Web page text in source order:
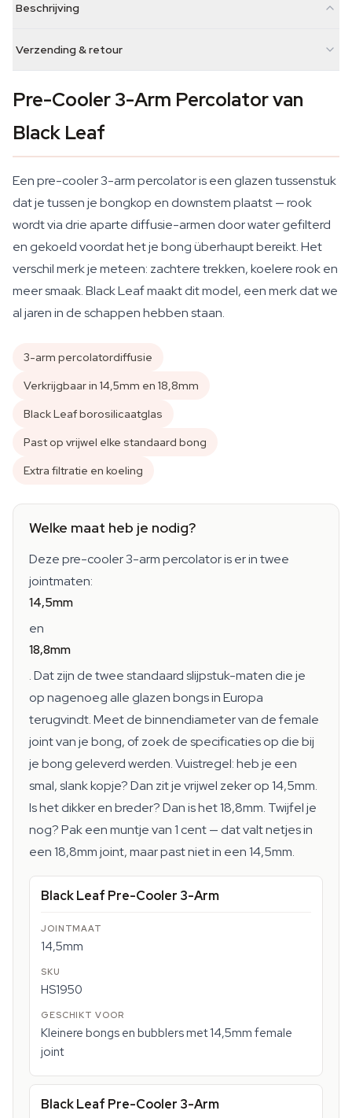
Beschrijving
Verzending & retour
Pre-Cooler 3-Arm Percolator van
Black Leaf
Een pre-cooler 3-arm percolator is een glazen tussenstuk
dat je tussen je bongkop en downstem plaatst — rook
wordt via drie aparte diffusie-armen door water gefilterd
en gekoeld voordat het je bong überhaupt bereikt. Het
verschil merk je meteen: zachtere trekken, koelere rook en
meer smaak. Black Leaf maakt dit model, een merk dat we
al jaren in de schappen hebben staan.
3-arm percolatordiffusie
Verkrijgbaar in 14,5mm en 18,8mm
Black Leaf borosilicaatglas
Past op vrijwel elke standaard bong
Extra filtratie en koeling
Welke maat heb je nodig?
Deze pre-cooler 3-arm percolator is er in twee
jointmaten:
14,5mm
en
18,8mm
. Dat zijn de twee standaard slijpstuk-maten die je
op nagenoeg alle glazen bongs in Europa
terugvindt. Meet de binnendiameter van de female
joint van je bong, of zoek de specificaties op die bij
je bong geleverd werden. Vuistregel: heb je een
smal, slank kopje? Dan zit je vrijwel zeker op 14,5mm.
Is het dikker en breder? Dan is het 18,8mm. Twijfel je
nog? Pak een muntje van 1 cent — dat valt netjes in
een 18,8mm joint, maar past niet in een 14,5mm.
Black Leaf Pre-Cooler 3-Arm
14,5mm
HS1950
Kleinere bongs en bubblers met 14,5mm female
joint
Black Leaf Pre-Cooler 3-Arm